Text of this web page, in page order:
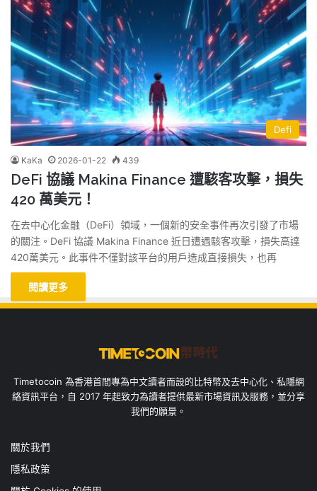
Defi
KaKa 2026-01-22 439
DeFi 協議 Makina Finance 遭駭客攻擊，損失
420 萬美元！
在去中心化金融（DeFi）領域，一個新的安全事件再次引發了市場
的關注。DeFi 協議 Makina Finance 近日遭遇駭客攻擊，損失高達
420萬美元。此事件不僅對該平台的用戶造成直接損失，也再
閱讀更多
Timetocoin 為香港首間專為中文讀者而設的比特幣及去中心化、私隱網
絡資訊平台，自 2017 年起致力為讀者提供最新市場資訊及服務，並分享
我們的願景。
關於我們
隱私政策